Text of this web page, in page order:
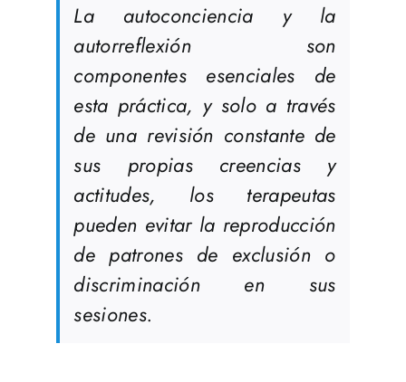
La autoconciencia y la
autorreflexión son
componentes esenciales de
esta práctica, y solo a través
de una revisión constante de
sus propias creencias y
actitudes, los terapeutas
pueden evitar la reproducción
de patrones de exclusión o
discriminación en sus
sesiones.